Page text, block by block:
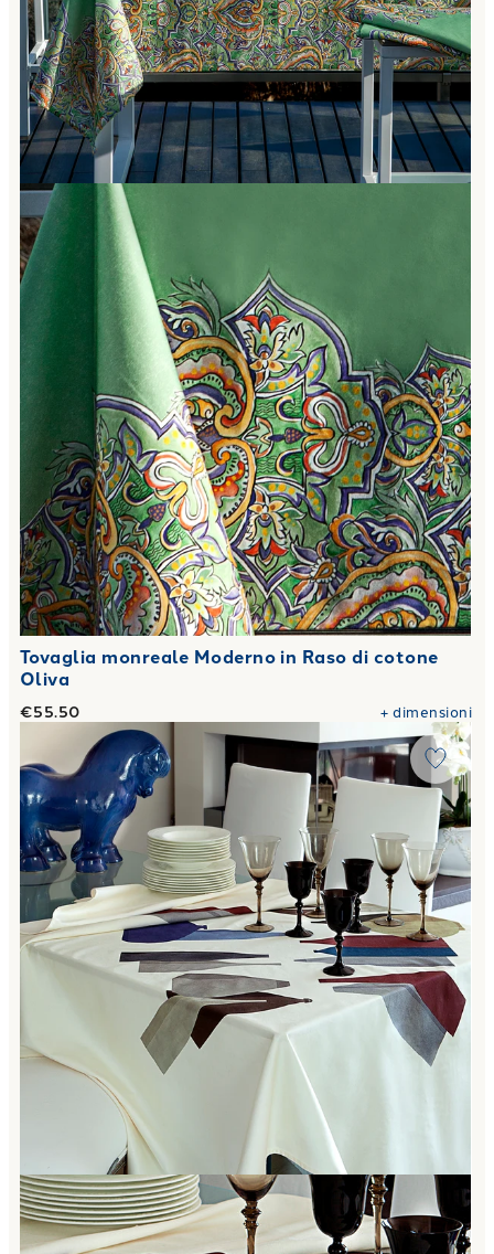
Tovaglia monreale Moderno in Raso di cotone
Oliva
€55.50 +dimensioni
Tovaglia bottles Moderno in Raso di cotone Oliva